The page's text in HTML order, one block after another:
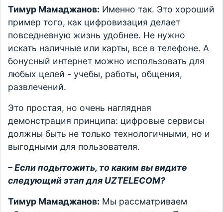
Тимур Мамаджанов: Именно так. Это хороший
пример того, как цифровизация делает
повседневную жизнь удобнее. Не нужно
искать наличные или карты, все в телефоне. А
бонусный интернет можно использовать для
любых целей - учебы, работы, общения,
развлечений.
Это простая, но очень наглядная
демонстрация принципа: цифровые сервисы
должны быть не только технологичными, но и
выгодными для пользователя.
– Если подытожить, то каким вы видите
следующий этап для UZTELECOM?
Тимур Мамаджанов: Мы рассматриваем